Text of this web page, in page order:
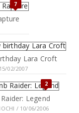
7
Lara Croft
02/2007
2
Legend
/ 10/06/2006